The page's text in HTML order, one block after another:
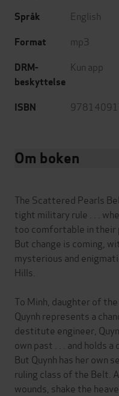
Språk
English
Format mp3
DRM-
beskyttelse
Kun app
ISBN
Om boken
The Scattered Pearls
tight military rule . . .
too comfortable in their
But change is coming,
mysterious and
Hills.
To Minh, daughter of
Quynh represents a
destitute engineer,
own past . . . and holds
But Quynh has her own
ruling class of the Belt.
wounds, shake the